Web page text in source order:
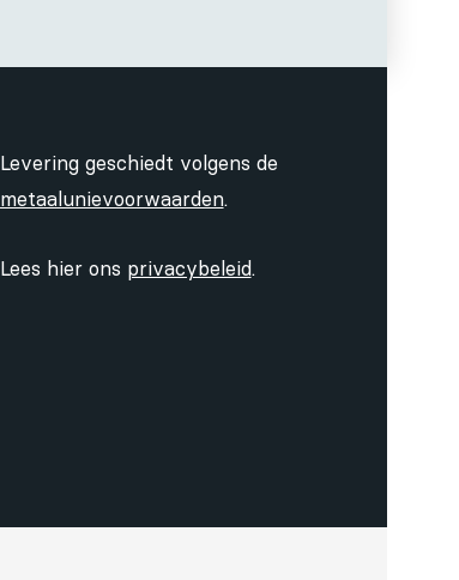
Levering geschiedt volgens de
metaalunievoorwaarden.
Lees hier ons privacybeleid.